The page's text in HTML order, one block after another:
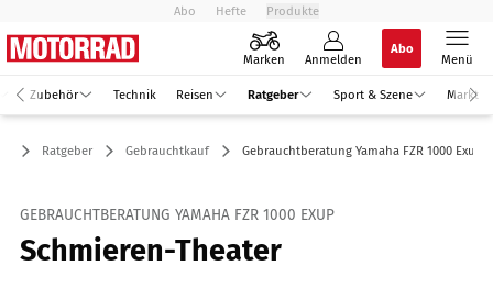
Abo Hefte Produkte
Marken Anmelden
Abo
Menü
Zubehör Technik Reisen Ratgeber Sport & Szene Markt
Ratgeber Gebrauchtkauf Gebrauchtberatung Yamaha FZR 1000 Exup
GEBRAUCHTBERATUNG YAMAHA FZR 1000 EXUP
Schmieren-Theater